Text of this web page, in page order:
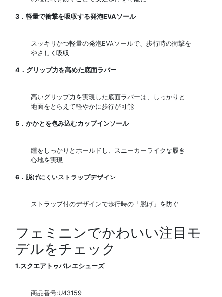
3．軽量で衝撃を吸収する発泡EVAソール
スッキリかつ軽量の発泡EVAソールで、歩行時の衝撃を
やさしく吸収
4．グリップ力を高めた底面ラバー
高いグリップ力を実現した底面ラバーは、しっかりと
地面をとらえて軽やかに歩行が可能
5．かかとを包み込むカップインソール
踵をしっかりとホールドし、スニーカーライクな履き
心地を実現
6．脱げにくいストラップデザイン
ストラップ付のデザインで歩行時の「脱げ」を防ぐ
フェミニンでかわいい注目モ
デルをチェック
1.スクエアトゥバレエシューズ
商品番号:U43159